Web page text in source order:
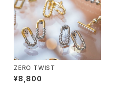
ZERO TWIST
¥8,800